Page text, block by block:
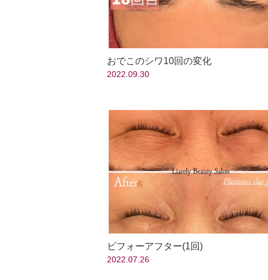
おでこのシワ10回の変化
2022.09.30
ビフォーアフター(1回)
2022.07.26